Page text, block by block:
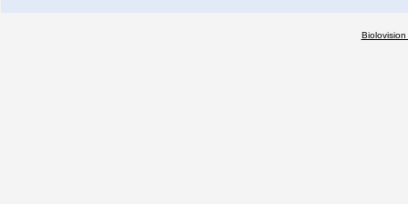
Biolovision